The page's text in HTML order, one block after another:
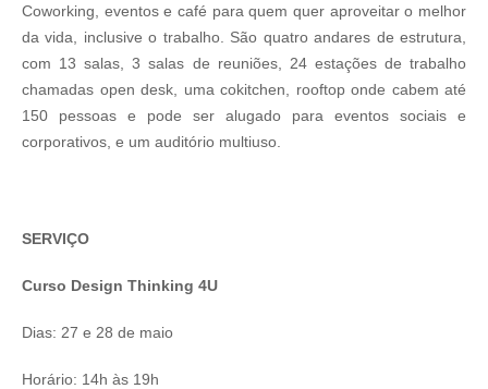
Coworking, eventos e café para quem quer aproveitar o melhor
da vida, inclusive o trabalho. São quatro andares de estrutura,
com 13 salas, 3 salas de reuniões, 24 estações de trabalho
chamadas open desk, uma cokitchen, rooftop onde cabem até
150 pessoas e pode ser alugado para eventos sociais e
corporativos, e um auditório multiuso.
SERVIÇO
Curso Design Thinking 4U
Dias: 27 e 28 de maio
Horário: 14h às 19h